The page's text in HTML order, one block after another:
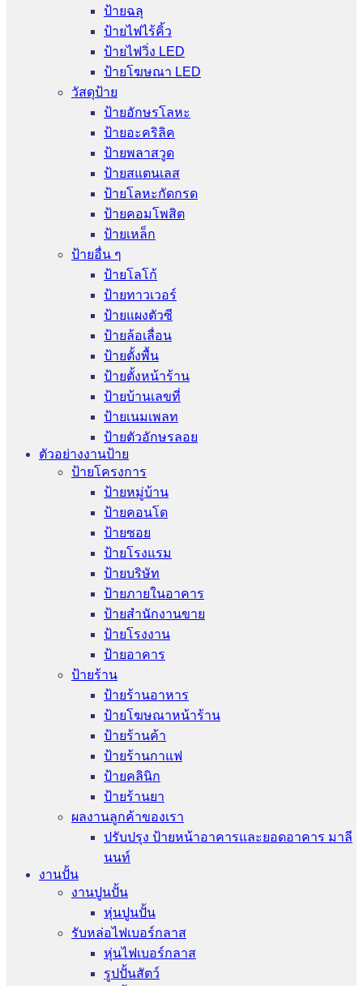
ป้ายฉลุ
ป้ายไฟไร้คิ้ว
ป้ายไฟวิ่ง LED
ป้ายโฆษณา LED
วัสดุป้าย
ป้ายอักษรโลหะ
ป้ายอะคริลิค
ป้ายพลาสวูด
ป้ายสแตนเลส
ป้ายโลหะกัดกรด
ป้ายคอมโพสิต
ป้ายเหล็ก
ป้ายอื่น ๆ
ป้ายโลโก้
ป้ายทาวเวอร์
ป้ายแผงตัวซี
ป้ายล้อเลื่อน
ป้ายตั้งพื้น
ป้ายตั้งหน้าร้าน
ป้ายบ้านเลขที่
ป้ายเนมเพลท
ป้ายตัวอักษรลอย
ตัวอย่างงานป้าย
ป้ายโครงการ
ป้ายหมู่บ้าน
ป้ายคอนโด
ป้ายซอย
ป้ายโรงแรม
ป้ายบริษัท
ป้ายภายในอาคาร
ป้ายสำนักงานขาย
ป้ายโรงงาน
ป้ายอาคาร
ป้ายร้าน
ป้ายร้านอาหาร
ป้ายโฆษณาหน้าร้าน
ป้ายร้านค้า
ป้ายร้านกาแฟ
ป้ายคลินิก
ป้ายร้านยา
ผลงานลูกค้าของเรา
ปรับปรุง ป้ายหน้าอาคารและยอดอาคาร มาลี
นนท์
งานปั้น
งานปูนปั้น
หุ่นปูนปั้น
รับหล่อไฟเบอร์กลาส
หุ่นไฟเบอร์กลาส
รูปปั้นสัตว์